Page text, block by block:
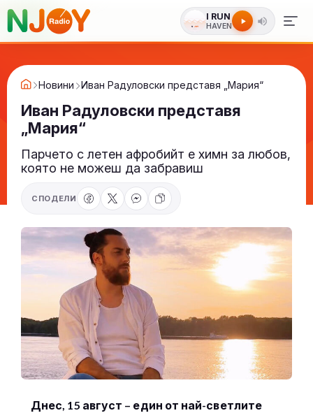
I RUN
HAVEN
Новини Иван Радуловски представя „Мария“
Иван Радуловски представя
„Мария“
Парчето с летен афробийт е химн за любов,
която не можеш да забравиш
СПОДЕЛИ
Днес, 15 август – един от най-светлите